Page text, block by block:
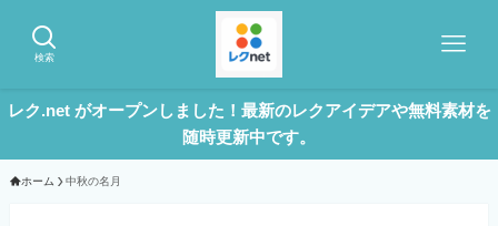
検索
レク.net がオープンしました！最新のレクアイデアや無料素材を
随時更新中です。
ホーム 中秋の名月